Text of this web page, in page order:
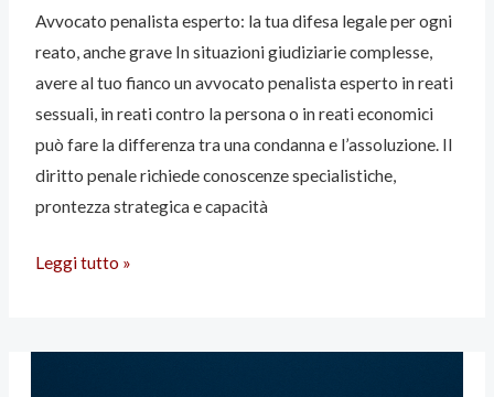
Avvocato penalista esperto: la tua difesa legale per ogni
reato, anche grave In situazioni giudiziarie complesse,
avere al tuo fianco un avvocato penalista esperto in reati
sessuali, in reati contro la persona o in reati economici
può fare la differenza tra una condanna e l’assoluzione. Il
diritto penale richiede conoscenze specialistiche,
prontezza strategica e capacità
reato,
anche
Leggi tutto »